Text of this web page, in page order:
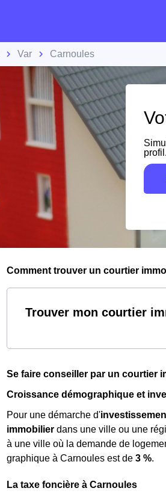
Var Carnoules
profil.
Comment trouver un courtier
Trouver mon courtier
Se faire conseiller par un courtier
Croissance démographique et
Pour une démarche d'
immobilier dans une ville ou une
à une ville où la demande de
graphique à Carnoules est de 3 %.
La taxe foncière à Carnoules